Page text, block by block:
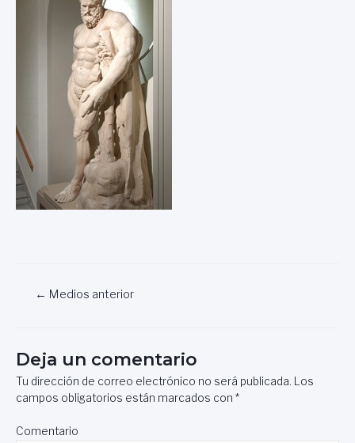
Navegación
← Medios anterior
Deja un comentario
Tu dirección de correo electrónico no será publicada. Los
campos obligatorios están marcados con *
Comentario